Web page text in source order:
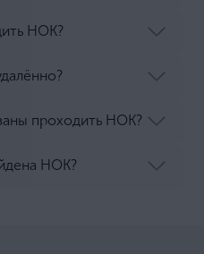
НОК?
проходить НОК?
НОК?